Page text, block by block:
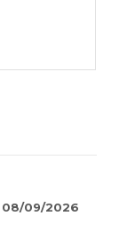
08/09/2026